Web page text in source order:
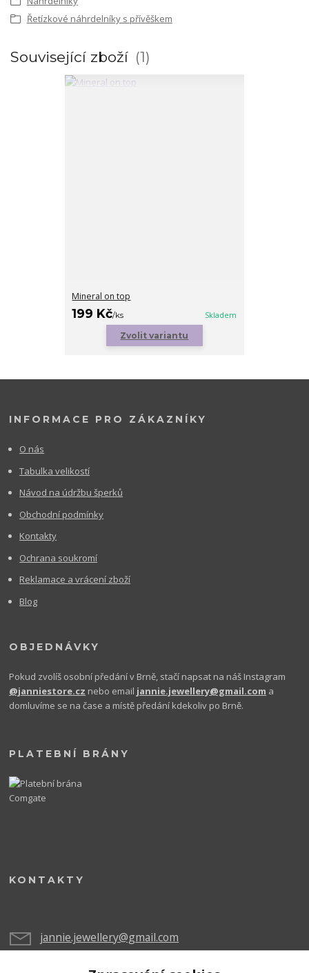
Řetízkové náhrdelníky s přívěškem
Související zboží 1
Mineral on top
199 Kč/ks Skladem
Zvolit variantu
INFORMACE PRO ZÁKAZNÍKY
O nás
Tabulka velikostí
Návod na údržbu šperků
Obchodní podmínky
Kontakty
Ochrana soukromí
Reklamace a vrácení zboží
Blog
OBJEDNÁVKY
Pokud zvolíš osobní předání v Brně, stačí napsat na náš Instagram
@janniestore.cz nebo email jannie.jewellery@gmail.com a
domluvíme se na čase a místě předání kdekoliv po Brně.
PLATEBNÍ BRÁNY
KONTAKTY
jannie.jewellery@gmail.com